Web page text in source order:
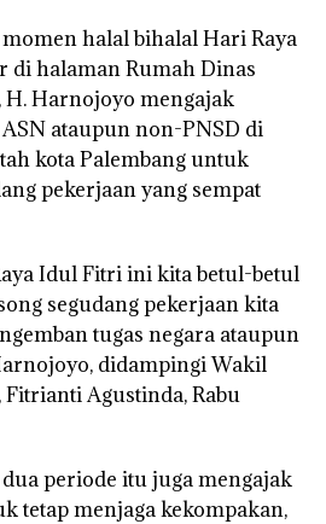
halal bihalal Hari Raya
di halaman Rumah Dinas
H. Harnojoyo mengajak
ataupun non-PNSD di
kota Palembang untuk
pekerjaan yang sempat
Idul Fitri ini kita betul-betul
segudang pekerjaan kita
tugas negara ataupun
didampingi Wakil
Agustinda, Rabu
periode itu juga mengajak
tetap menjaga kekompakan,